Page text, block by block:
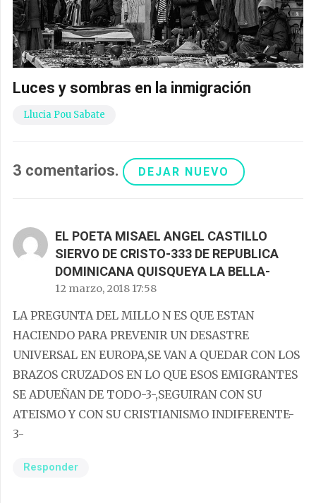
Luces y sombras en la inmigración
Llucia Pou Sabate
3 comentarios. DEJAR NUEVO
EL POETA MISAEL ANGEL CASTILLO
SIERVO DE CRISTO-333 DE REPUBLICA
DOMINICANA QUISQUEYA LA BELLA-
12 marzo, 2018 17:58
LA PREGUNTA DEL MILLO N ES QUE ESTAN
HACIENDO PARA PREVENIR UN DESASTRE
UNIVERSAL EN EUROPA,SE VAN A QUEDAR CON LOS
BRAZOS CRUZADOS EN LO QUE ESOS EMIGRANTES
SE ADUEÑAN DE TODO-3-,SEGUIRAN CON SU
ATEISMO Y CON SU CRISTIANISMO INDIFERENTE-
3-
Responder